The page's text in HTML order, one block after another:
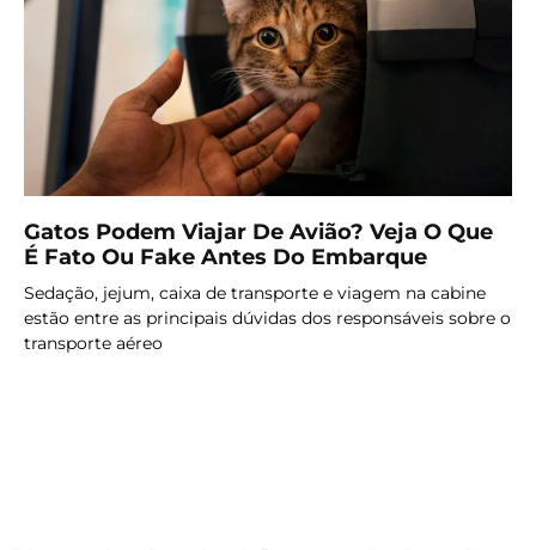
Gatos Podem Viajar De Avião? Veja O Que
É Fato Ou Fake Antes Do Embarque
Sedação, jejum, caixa de transporte e viagem na cabine
estão entre as principais dúvidas dos responsáveis sobre o
transporte aéreo